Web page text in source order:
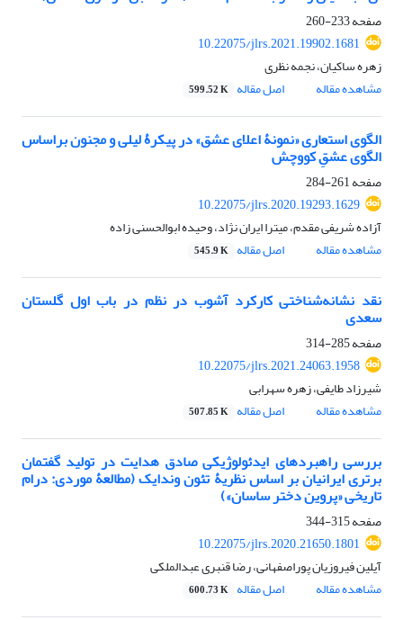
صفحه233-260
10.22075/jlrs.2021.19902.1681
زهره ساکیان، نجمه نظری
مشاهده مقاله
اصل مقاله 599.52 K
الگوی استعاری «نمونۀ اعلای عشق» در پیکرۀ لیلی و مجنون براساس
الگوی عشقِ کووچش
صفحه261-284
10.22075/jlrs.2020.19293.1629
آزاده شریفی مقدم، میترا ایران نژاد، وحیده ابوالحسنی زاده
مشاهده مقاله
اصل مقاله 545.9 K
نقد نشانه‌شناختی کارکرد آشوب در نظم در باب اول گلستان
سعدی
صفحه285-314
10.22075/jlrs.2021.24063.1958
شیرزاد طایفی، زهره سهرابی
مشاهده مقاله
اصل مقاله 507.85 K
بررسی راهبردهای ایدئولوژیکی صادق هدایت در تولید گفتمان
برتری ایرانیان بر اساس نظریۀ تئون وندایک (مطالعۀ موردی: درام
تاریخی «پروین دختر ساسان»)
صفحه315-344
10.22075/jlrs.2020.21650.1801
آیلین فیروزیان پوراصفهانی، رضا قنبری عبدالملکی
مشاهده مقاله
اصل مقاله 600.73 K